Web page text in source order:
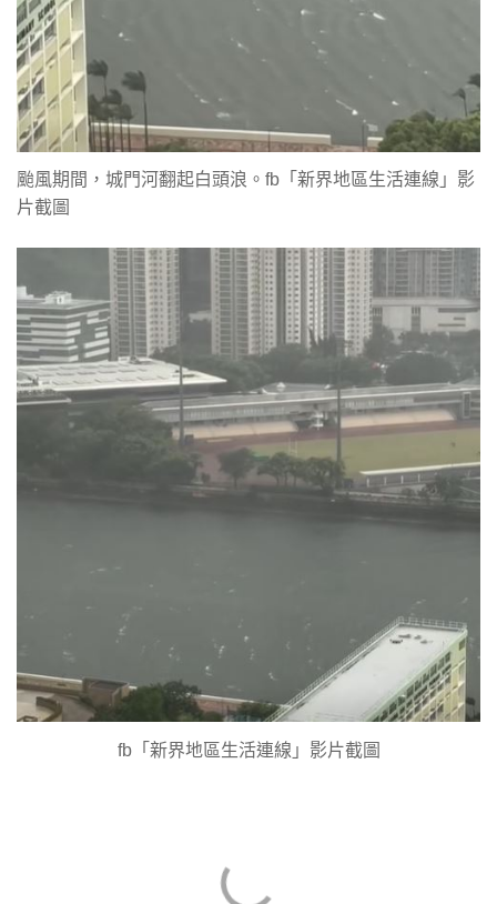
颱風期間，城門河翻起白頭浪。fb「新界地區生活連線」影
片截圖
fb「新界地區生活連線」影片截圖